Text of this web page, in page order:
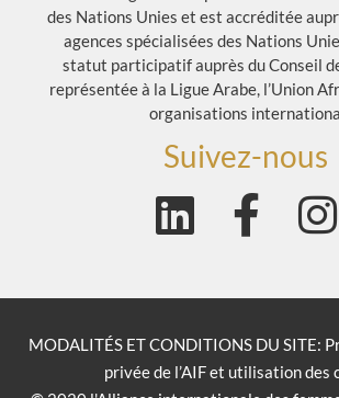
des Nations Unies et est accréditée
agences spécialisées des Nations
statut participatif auprès du Conseil
représentée à la Ligue Arabe, l’Union
organisations
Suivez-nous
MODALITÉS ET CONDITIONS DU SITE:
privée de l’AIF et utilisation des